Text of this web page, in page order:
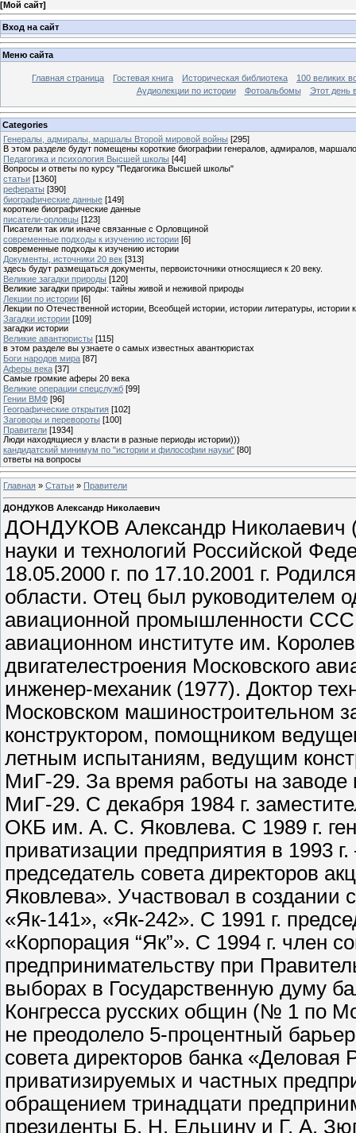
[Мой сайт]
Вход на сайт
Меню сайта
Главная страница Гостевая книга Историческая библиотека
100 великих
Аудиолекции по истории
Фотоальбомы Этот день
Categories
Генералы, адмиралы, маршалы Второй мировой войны [295]
В этом разделе будут помещены короткие биографии генералов, адмиралов,
Педагогика и психология Высшей школы [44]
Вопросы и ответы по курсу "Педагогика Высшей школы"
статьи [1360]
рефераты [390]
биографические данные [149]
короткие биографические данные
писатели-орловцы [123]
Писатели так или иначе связанные с Орловщиной
современные подходы к изучению истории [6]
современные подходы к изучению истории
Документы, источники 20 век [313]
здесь будут размещаться документы, первоисточники относящиеся к 20 веку.
Великие загадки природы [120]
Великие загадки природы: тайны живой и неживой природы
Лекции по истории [6]
Лекции по Отечественной истории, Всеобщей истории, истории литературы, истории
Загадки истории [109]
загадки истории
Великие авантюристы [115]
в этом разделе вы узнаете о самых известных авантюристах
Боги народов мира [87]
Аферы века [37]
Самые громкие аферы 20 века
Великие операции спецслужб [99]
Гении ВМФ [96]
Географические открытия [102]
Заговоры и перевороты [100]
Правители [1934]
Люди находящиеся у власти в разные периоды истории)))
кандидатский минимум по "истории и философии науки" [80]
ответы на вопросы
Главная » Статьи » Правители
ДОНДУКОВ Александр Николаевич
ДОНДУКОВ Александр Николаевич
науки и технологий Российской
18.05.2000 г. по 17.10.2001 г.
области. Отец был руководителем
авиационной промышленности
авиационном институте им.
двигателестроения Московского
инженер-механик (1977). Доктор
Московском машиностроительном
конструктором, помощником
летным испытаниям, ведущим
МиГ-29. За время работы на заводе
МиГ-29. С декабря 1984 г.
ОКБ им. А. С. Яковлева. С 1989 г.
приватизации предприятия в 1993
председатель совета директоров
Яковлева». Участвовал в создании
«Як-141», «Як-242». С 1991 г.
«Корпорация “Як”». С 1994 г. член
предпринимательству при
выборах в Государственную думу
Конгресса русских общин (№ 1 по
не преодолело 5-процентный
совета директоров банка
приватизируемых и частных
обращением тринадцати
президенты Б. Н. Ельцину и Г. А.